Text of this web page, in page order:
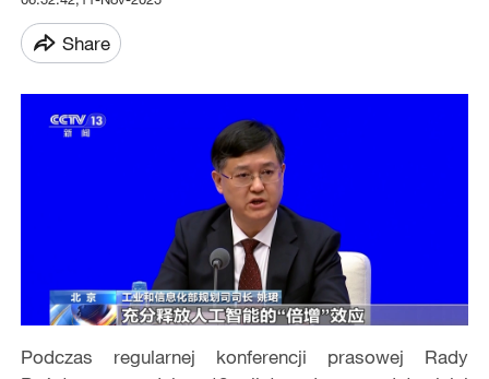
Share
Podczas regularnej konferencji prasowej Rady